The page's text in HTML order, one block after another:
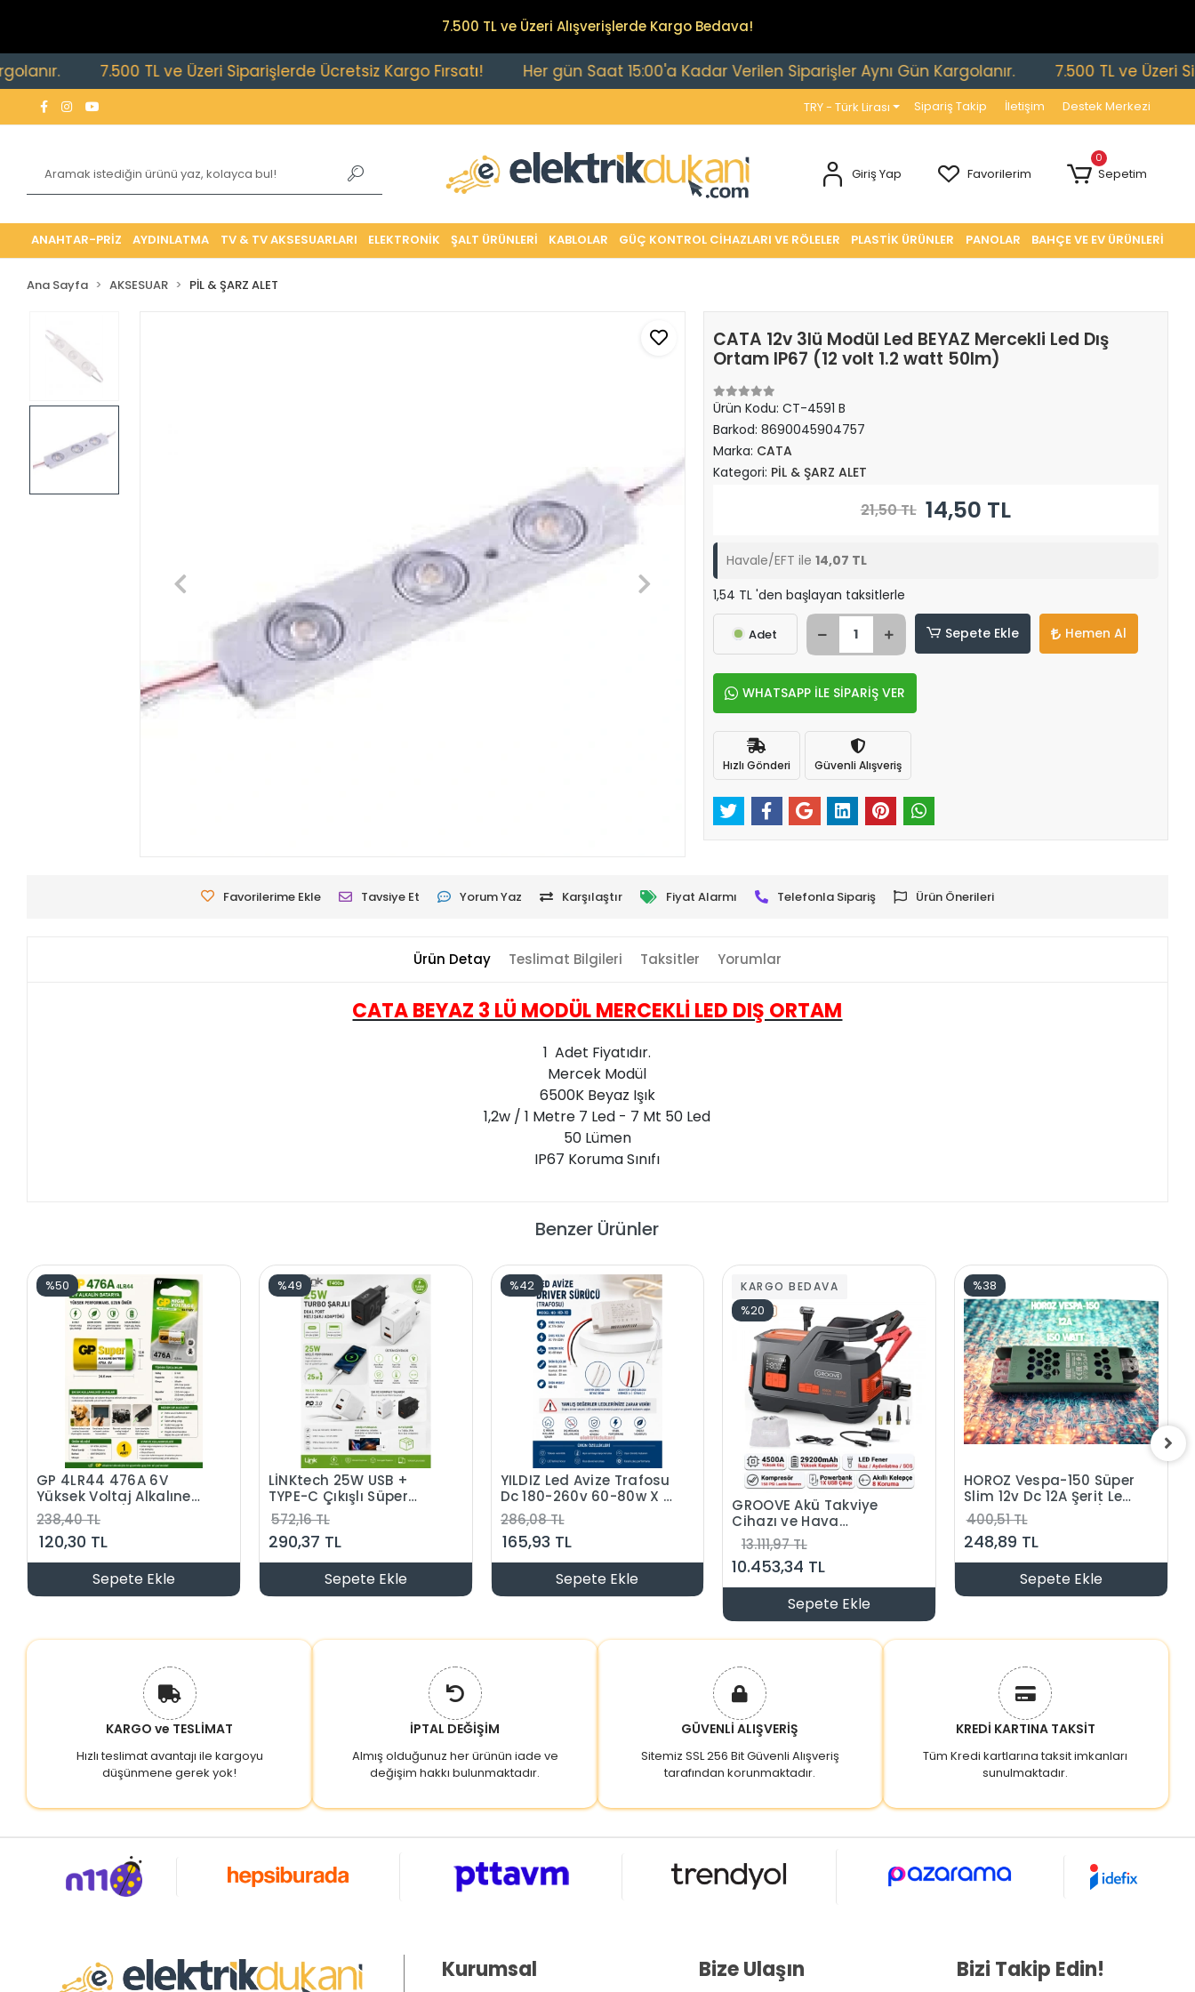
7.500 TL ve Üzeri Alışverişlerde Kargo Bedava!
7.500 TL ve Üzeri Siparişlerde Ücretsiz Kargo Fırsatı! Her gün Saat 15:00'a Kadar Verilen Siparişler Aynı Gün Kargolanır. 7.500 TL ve Üzeri
TRY - Türk Lirası Sipariş Takip İletişim Destek Merkezi
Giriş Yap Favorilerim
0
Sepetim
ANAHTAR-PRİZ AYDINLATMA TV & TV AKSESUARLARI ELEKTRONİK ŞALT ÜRÜNLERİ KABLOLAR GÜÇ KONTROL CİHAZLARI VE RÖLELER PLASTİK ÜRÜNLER PANOLAR BAHÇE VE EV ÜRÜNLERİ
Ana Sayfa AKSESUAR PİL & ŞARZ ALET
CATA 12v 3lü Modül Led BEYAZ Mercekli Led Dış
Ortam IP67 (12 volt 1.2 watt 50lm)
Ürün Kodu: CT-4591 B
Barkod: 8690045904757
Marka: CATA
Kategori: PİL & ŞARZ ALET
21,50 TL 14,50 TL
Havale/EFT ile 14,07 TL
1,54 TL 'den başlayan taksitlerle
Adet Sepete Ekle Hemen Al
WHATSAPP İLE SİPARİŞ VER
Hızlı Gönderi Güvenli Alışveriş
Favorilerime Ekle Tavsiye Et Yorum Yaz Karşılaştır Fiyat Alarmı Telefonla Sipariş Ürün Önerileri
Ürün Detay Teslimat Bilgileri Taksitler Yorumlar
CATA BEYAZ 3 LÜ MODÜL MERCEKLİ LED DIŞ ORTAM
1 Adet Fiyatıdır.
Mercek Modül
6500K Beyaz Işık
1,2w / 1 Metre 7 Led - 7 Mt 50 Led
50 Lümen
IP67 Koruma Sınıfı
Benzer Ürünler
%50
GP 4LR44 476A 6V
Yüksek Voltaj Alkalıne
Sipesifik Pil (Köpek
Tasması Pil)
238,40 TL
120,30 TL
Sepete Ekle
%49
LİNKtech 25W USB +
TYPE-C Çıkışlı Süper
Turbo Hızlı Şarj Aleti
(Yalnızca Adaptör
Kablo Hariç Cep Telefon
Şarj Aleti)
572,16 TL
290,37 TL
Sepete Ekle
%42
YILDIZ Led Avize Trafosu
Dc 180-260v 60-80w X 1
Tek Modlu
286,08 TL
165,93 TL
Sepete Ekle
KARGO BEDAVA
%20
GROOVE Akü Takviye
Cihazı ve Hava
Kompresörü 29200mAh
4500A Akü
(Kompresör+Powerbank+Led
Lamba)
13.111,97 TL
10.453,34 TL
Sepete Ekle
%38
HOROZ Vespa-150 Süper
Slim 12v Dc 12A Şerit Led
Trafosu 150w IP20 (12
Volt 12 Amper 6mt ye
Kadar Kullanım İçin
Uygundur)
400,51 TL
248,89 TL
Sepete Ekle
KARGO ve TESLİMAT
Hızlı teslimat avantajı ile kargoyu
düşünmene gerek yok!
İPTAL DEĞİŞİM
Almış olduğunuz her ürünün iade ve
değişim hakkı bulunmaktadır.
GÜVENLİ ALIŞVERİŞ
Sitemiz SSL 256 Bit Güvenli Alışveriş
tarafından korunmaktadır.
KREDİ KARTINA TAKSİT
Tüm Kredi kartlarına taksit imkanları
sunulmaktadır.
Kurumsal Bize Ulaşın Bizi Takip Edin!